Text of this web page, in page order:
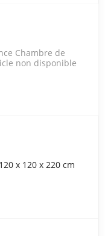
Chambre de
non disponible
x 120 x 220 cm